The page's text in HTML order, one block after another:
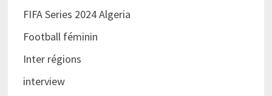
FIFA Series 2024 Algeria
Football féminin
Inter régions
interview